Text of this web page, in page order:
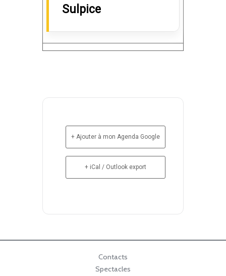
Sulpice
+ Ajouter à mon Agenda Google
+ iCal / Outlook export
Contacts
Spectacles